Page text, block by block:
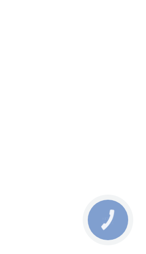
КНОПКА
ЗВ'ЯЗКУ